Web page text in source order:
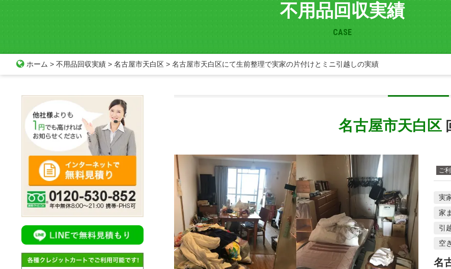
不用品回収実績
CASE
ホーム > 不用品回収実績 > 名古屋市天白区 > 名古屋市天白区にて生前整理で実家の片付けとミニ引越しの実績
名古屋市天白区
ご
実
家
引
空
名